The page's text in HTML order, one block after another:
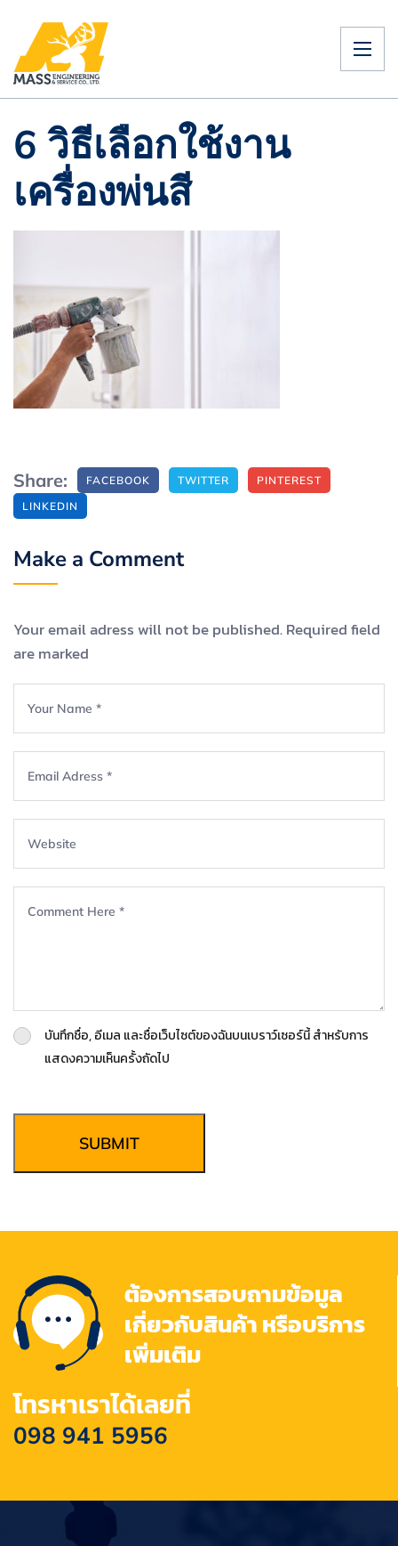
6 วิธีเลือกใช้งาน
เครื่องพ่นสี
Share: FACEBOOK TWITTER
PINTEREST
LINKEDIN
Make a Comment
Your email adress will not be published. Required field
are marked
บันทึกชื่อ, อีเมล และชื่อเว็บไซต์ของฉันบนเบราว์เซอร์นี้ สำหรับการ
แสดงความเห็นครั้งถัดไป
SUBMIT
ต้องการสอบถามข้อมูล
เกี่ยวกับสินค้า หรือบริการ
เพิ่มเติม
โทรหาเราได้เลยที่
098 941 5956